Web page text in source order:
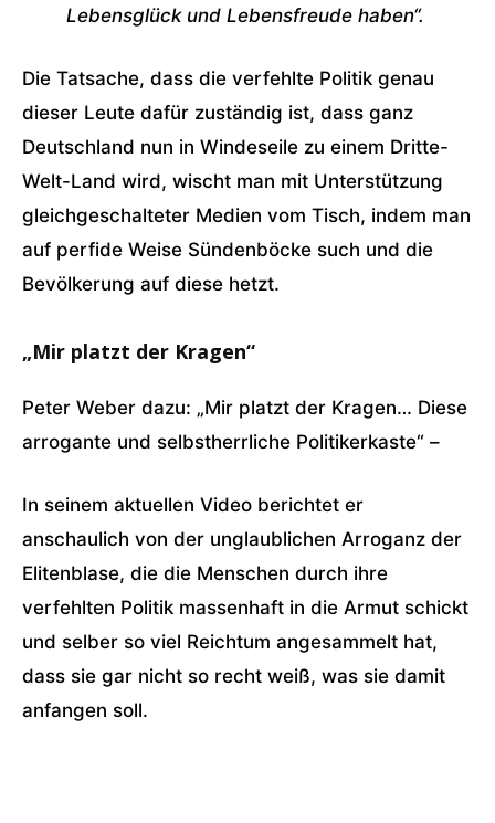
Lebensglück und Lebensfreude haben“.
Die Tatsache, dass die verfehlte Politik genau
dieser Leute dafür zuständig ist, dass ganz
Deutschland nun in Windeseile zu einem Dritte-
Welt-Land wird, wischt man mit Unterstützung
gleichgeschalteter Medien vom Tisch, indem man
auf perfide Weise Sündenböcke such und die
Bevölkerung auf diese hetzt.
„Mir platzt der Kragen“
Peter Weber dazu: „Mir platzt der Kragen… Diese
arrogante und selbstherrliche Politikerkaste“ –
In seinem aktuellen Video berichtet er
anschaulich von der unglaublichen Arroganz der
Elitenblase, die die Menschen durch ihre
verfehlten Politik massenhaft in die Armut schickt
und selber so viel Reichtum angesammelt hat,
dass sie gar nicht so recht weiß, was sie damit
anfangen soll.